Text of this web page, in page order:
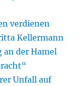
verdienen
Kellermann
an der Hamel
Unfall auf